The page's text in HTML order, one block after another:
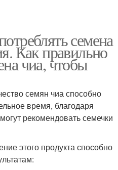
семена
Как правильно
чиа, чтобы
семян чиа способно
время, благодаря
рекомендовать семечки
этого продукта способно